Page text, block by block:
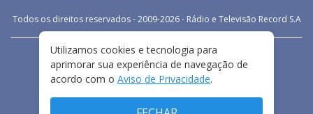
Todos os direitos reservados - 2009-2026- Rádio e Televisão Record S.A
FALE CONOSCO
PRIVACIDADE
TERMOS E CONDIÇÕES DE USO
Utilizamos cookies e tecnologia para
aprimorar sua experiência de navegação de
acordo com o Aviso de Privacidade.